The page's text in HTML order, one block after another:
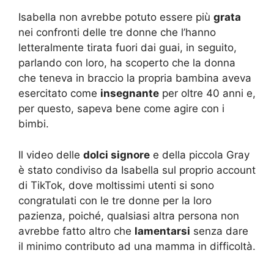
Isabella non avrebbe potuto essere più grata
nei confronti delle tre donne che l’hanno
letteralmente tirata fuori dai guai, in seguito,
parlando con loro, ha scoperto che la donna
che teneva in braccio la propria bambina aveva
esercitato come insegnante per oltre 40 anni e,
per questo, sapeva bene come agire con i
bimbi.
Il video delle dolci signore e della piccola Gray
è stato condiviso da Isabella sul proprio account
di TikTok, dove moltissimi utenti si sono
congratulati con le tre donne per la loro
pazienza, poiché, qualsiasi altra persona non
avrebbe fatto altro che lamentarsi senza dare
il minimo contributo ad una mamma in difficoltà.